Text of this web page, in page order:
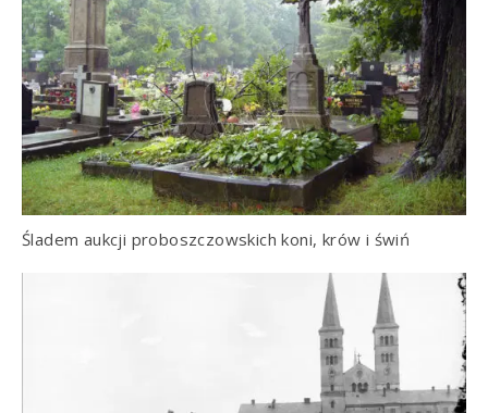
Śladem aukcji proboszczowskich koni, krów i świń